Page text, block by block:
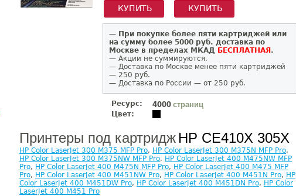
КУПИТЬ
КУПИТЬ
— При покупке более пяти картриджей или
на сумму более 5000 руб. доставка по
Москве в пределах МКАД БЕСПЛАТНАЯ .
— Акции не суммируются.
— Доставка по Москве менее пяти картриджей
— 250 руб.
— Доставка по России — от 250 руб.
Ресурс: 4000 страниц
Цвет:
Принтеры под картридж HP CE410X 305X
HP Color LaserJet 300 M375 MFP Pro, HP Color LaserJet 300 M375N MFP Pro,
HP Color LaserJet 300 M375NW MFP Pro, HP Color LaserJet 400 M475NW MFP
Pro, HP Color LaserJet 400 M475N MFP Pro, HP Color LaserJet 400 M475 MFP
Pro, HP Color LaserJet 400 M451NW Pro, HP Color LaserJet 400 M451N Pro, HP
Color LaserJet 400 M451DW Pro, HP Color LaserJet 400 M451DN Pro, HP Color
LaserJet 400 M451 Pro